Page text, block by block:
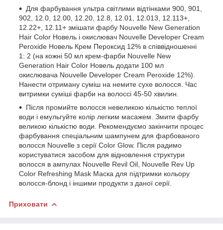
Для фарбування ультра світлими відтінками 900, 901,
902, 12.0, 12.00, 12.20, 12.8, 12.01, 12.013, 12.113+,
12.22+, 12.11+ змішати фарбу Nouvelle New Generation
Hair Color Новель і окислювач Nouvelle Developer Cream
Peroxide Новель Крем Пероксид 12% в співвідношенні
1: 2 (на кожні 50 мл крем-фарби Nouvelle New
Generation Hair Color Новель додати 100 мл
окислювача Nouvelle Developer Cream Peroxide 12%).
Нанести отриману суміш на немите сухе волосся. Час
витримки суміші фарби на волоссі 45-50 хвилин.
Після промийте волосся невеликою кількістю теплої
води і емульгуйте колір легким масажем. Змити фарбу
великою кількістю води. Рекомендуємо закінчити процес
фарбування спеціальним шампунем для фарбованого
волосся Nouvelle з серії Color Glow. Після радимо
користуватися засобом для відновлення структури
волосся в ампулах Nouvelle Revil Oil, Nouvelle Rev Up
Color Refreshing Mask Маска для підтримки кольору
волосся-блонд і іншими продукти з даної серії.
Приховати